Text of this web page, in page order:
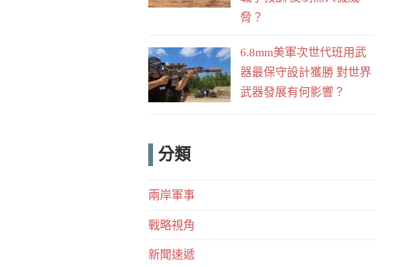
脅？
6.8mm美軍次世代班用武
器最保守設計獲勝 對世界
武器發展有何影響？
分類
兩岸軍事
戰略視角
新聞速遞